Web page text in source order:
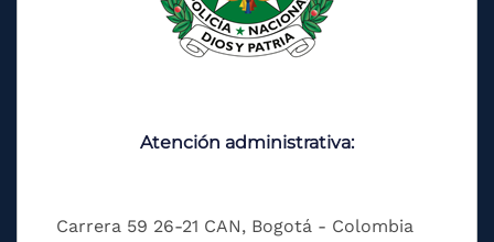
Atención administrativa:
Carrera 59 26-21 CAN, Bogotá - Colombia